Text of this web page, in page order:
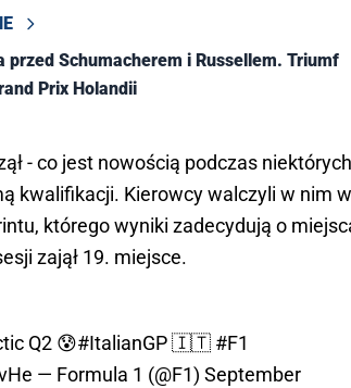
przed Schumacherem i Russellem. Triumf
Prix Holandii
- co jest nowością podczas
kwalifikacji. Kierowcy walczyli w nim
którego wyniki zadecydują o
zajął 19. miejsce.
Q2 😰#ItalianGP🇮🇹 #F1
— Formula 1 (@F1) September